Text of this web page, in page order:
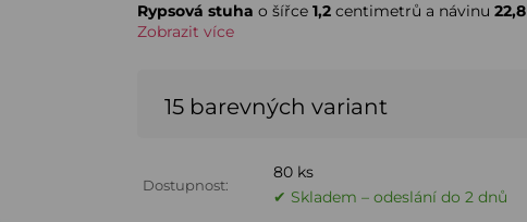
Rypsová stuha o šířce 1,2 centimetrů a návinu 22,8
Zobrazit více
15 barevných variant
Dostupnost:
80 ks
✔ Skladem – odeslání do 2 dnů